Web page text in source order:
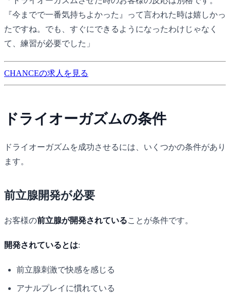
『今までで一番気持ちよかった』って言われた時は嬉しかっ
たですね。でも、すぐにできるようになったわけじゃなく
て、練習が必要でした」
CHANCEの求人を見る
ドライオーガズムの条件
ドライオーガズムを成功させるには、いくつかの条件があり
ます。
前立腺開発が必要
お客様の前立腺が開発されていることが条件です。
開発されているとは:
前立腺刺激で快感を感じる
アナルプレイに慣れている